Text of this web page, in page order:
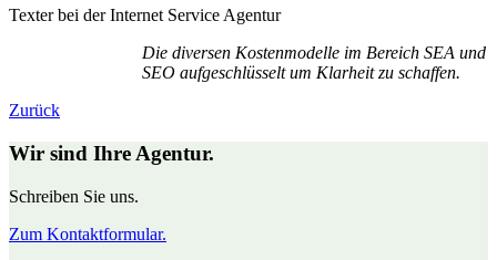
Texter bei der Internet Service Agentur
Die diversen Kostenmodelle im Bereich SEA und
SEO aufgeschlüsselt um Klarheit zu schaffen.
Zurück
Wir sind Ihre Agentur.
Schreiben Sie uns.
Zum Kontaktformular.